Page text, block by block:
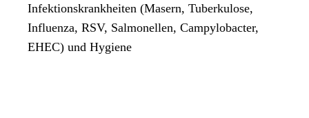
Infektionskrankheiten (Masern, Tuberkulose,
Influenza, RSV, Salmonellen, Campylobacter,
EHEC) und Hygiene